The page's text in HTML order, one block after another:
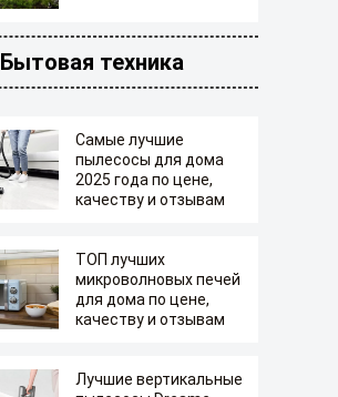
Бытовая техника
Самые лучшие
пылесосы для дома
2025 года по цене,
качеству и отзывам
ТОП лучших
микроволновых печей
для дома по цене,
качеству и отзывам
Лучшие вертикальные